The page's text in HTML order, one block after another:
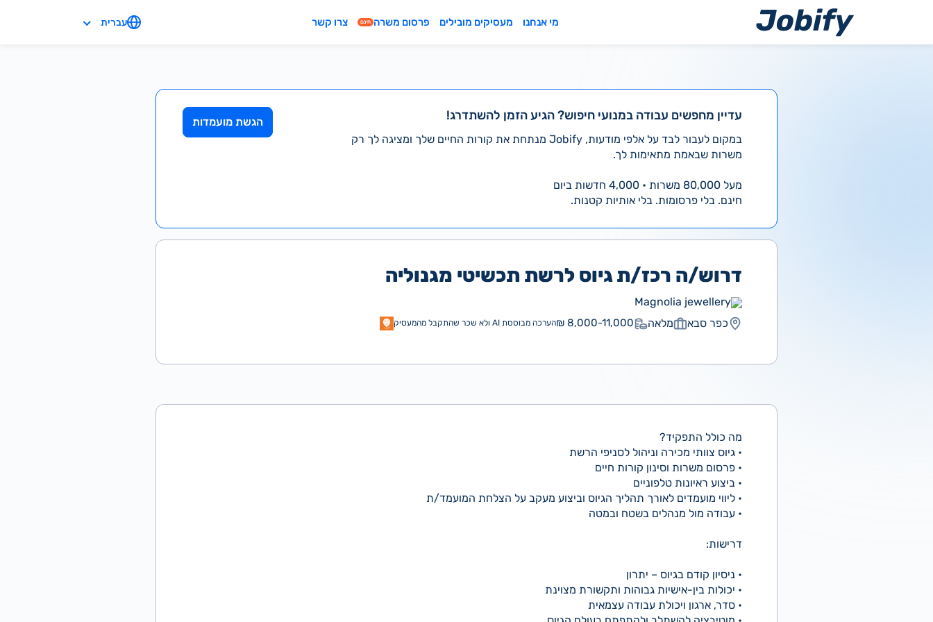
מי אנחנו מעסיקים מובילים פרסום משרה חינם צרו קשר עברית
עדיין מחפשים עבודה במנועי חיפוש? הגיע הזמן להשתדרג!
במקום לעבור לבד על אלפי מודעות, Jobify מנתחת את קורות החיים שלך ומציגה לך רק
משרות שבאמת מתאימות לך.
מעל 80,000 משרות • 4,000 חדשות ביום
חינם. בלי פרסומות. בלי אותיות קטנות.
הגשת מועמדות
דרוש/ה רכז/ת גיוס לרשת תכשיטי מגנוליה
Magnolia jewellery
כפר סבא
מלאה 8,000-11,000 ₪ הערכה מבוססת AI ולא שכר שהתקבל מהמעסיק
מה כולל התפקיד?
• גיוס צוותי מכירה וניהול לסניפי הרשת
• פרסום משרות וסינון קורות חיים
• ביצוע ראיונות טלפוניים
• ליווי מועמדים לאורך תהליך הגיוס וביצוע מעקב על הצלחת המועמד/ת
• עבודה מול מנהלים בשטח ובמטה
דרישות:
• ניסיון קודם בגיוס – יתרון
• יכולות בין-אישיות גבוהות ותקשורת מצוינת
• סדר, ארגון ויכולת עבודה עצמאית